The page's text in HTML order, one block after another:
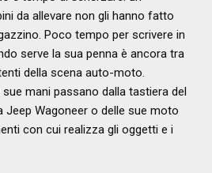
da allevare non gli hanno fatto
Poco tempo per scrivere in
serve la sua penna è ancora tra
della scena auto-moto.
mani passano dalla tastiera del
Jeep Wagoneer o delle sue moto
con cui realizza gli oggetti e i